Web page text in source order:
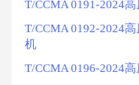
T/CCMA 0191-2024
T/CCMA 0192-2024
机
T/CCMA 0196-2024